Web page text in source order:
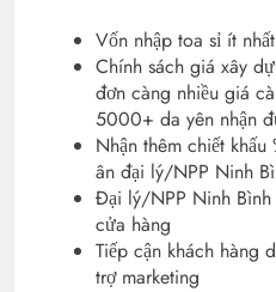
Vốn nhập toa sỉ ít
Chính sách giá xây
đơn càng nhiều giá
5000+ da yên nhận
Nhận thêm chiết
ân đại lý/NPP Ninh
Đại lý/NPP Ninh
cửa hàng
Tiếp cận khách hàng
trợ marketing